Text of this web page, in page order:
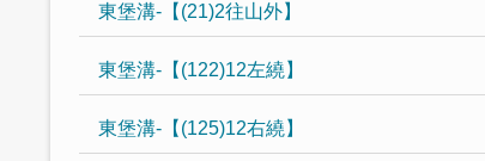
東堡溝-【(21)2往山外】
東堡溝-【(122)12左繞】
東堡溝-【(125)12右繞】